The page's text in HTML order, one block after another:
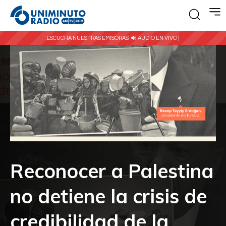
ESCUCHA NUESTRAS EMISORAS: 🔊 AUDIO EN VIVO |
Reconocer a Palestina
no detiene la crisis de